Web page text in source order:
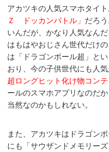
アカツキの人気スマホタイ
Ｚ ドッカンバトル」 だろ
いんだが、かなり人気なん
はもはやおじさん世代だけ
は「ドラゴンボール超」と
おり、今の子供世代にも人
超ロングヒット化け物コン
ールのスマホアプリなのだ
当然なのかもしれない。
また、アカツキはドラゴン
にも「サウザンドメモリー